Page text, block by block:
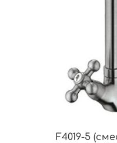
F4019-5